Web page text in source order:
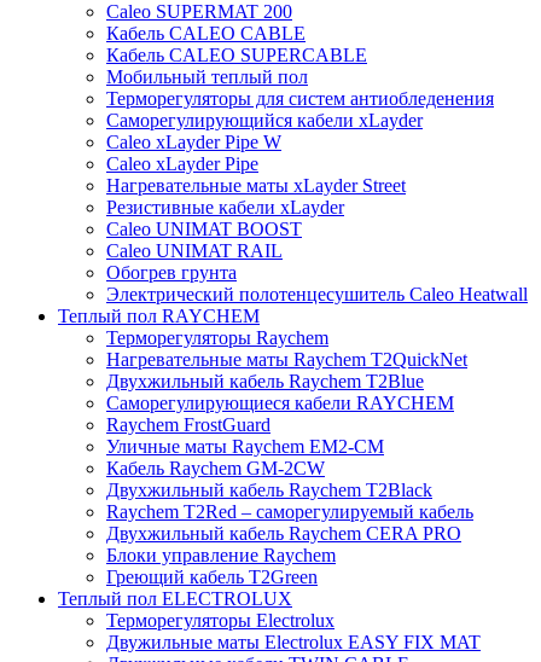
Caleo SUPERMAT 200
Кабель CALEO CABLE
Кабель CALEO SUPERCABLE
Мобильный теплый пол
Терморегуляторы для систем антиобледенения
Саморегулирующийся кабели xLayder
Caleo xLayder Pipe W
Caleo xLayder Pipe
Нагревательные маты xLayder Street
Резистивные кабели xLayder
Caleo UNIMAT BOOST
Caleo UNIMAT RAIL
Обогрев грунта
Электрический полотенцесушитель Caleo Heatwall
Теплый пол RAYCHEM
Терморегуляторы Raychem
Нагревательные маты Raychem T2QuickNet
Двухжильный кабель Raychem T2Blue
Саморегулирующиеся кабели RAYCHEM
Raychem FrostGuard
Уличные маты Raychem EM2-CM
Кабель Raychem GM-2CW
Двухжильный кабель Raychem T2Black
Raychem T2Red – саморегулируемый кабель
Двухжильный кабель Raychem CERA PRO
Блоки управление Raychem
Греющий кабель T2Green
Теплый пол ELECTROLUX
Терморегуляторы Electrolux
Двужильные маты Electrolux EASY FIX MAT